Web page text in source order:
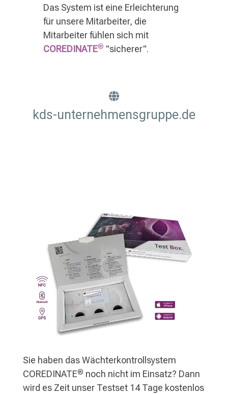
Das System ist eine Erleichterung
für unsere Mitarbeiter, die
Mitarbeiter fühlen sich mit
COREDINATE® "sicherer".
kds-unternehmensgruppe.de
Sie haben das Wächterkontrollsystem
COREDINATE® noch nicht im Einsatz? Dann
wird es Zeit unser Testset 14 Tage kostenlos